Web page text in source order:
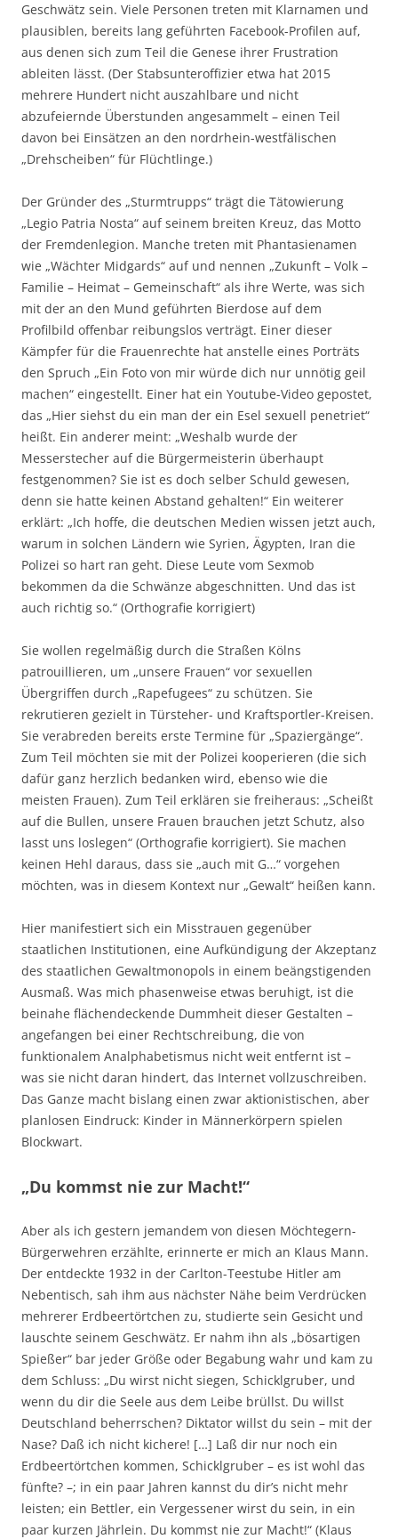
Geschwätz sein. Viele Personen treten mit Klarnamen und
plausiblen, bereits lang geführten Facebook-Profilen auf,
aus denen sich zum Teil die Genese ihrer Frustration
ableiten lässt. (Der Stabsunteroffizier etwa hat 2015
mehrere Hundert nicht auszahlbare und nicht
abzufeiernde Überstunden angesammelt – einen Teil
davon bei Einsätzen an den nordrhein-westfälischen
„Drehscheiben“ für Flüchtlinge.)
Der Gründer des „Sturmtrupps“ trägt die Tätowierung
„Legio Patria Nosta“ auf seinem breiten Kreuz, das Motto
der Fremdenlegion. Manche treten mit Phantasienamen
wie „Wächter Midgards“ auf und nennen „Zukunft – Volk –
Familie – Heimat – Gemeinschaft“ als ihre Werte, was sich
mit der an den Mund geführten Bierdose auf dem
Profilbild offenbar reibungslos verträgt. Einer dieser
Kämpfer für die Frauenrechte hat anstelle eines Porträts
den Spruch „Ein Foto von mir würde dich nur unnötig geil
machen“ eingestellt. Einer hat ein Youtube-Video gepostet,
das „Hier siehst du ein man der ein Esel sexuell penetriet“
heißt. Ein anderer meint: „Weshalb wurde der
Messerstecher auf die Bürgermeisterin überhaupt
festgenommen? Sie ist es doch selber Schuld gewesen,
denn sie hatte keinen Abstand gehalten!“ Ein weiterer
erklärt: „Ich hoffe, die deutschen Medien wissen jetzt auch,
warum in solchen Ländern wie Syrien, Ägypten, Iran die
Polizei so hart ran geht. Diese Leute vom Sexmob
bekommen da die Schwänze abgeschnitten. Und das ist
auch richtig so.“ (Orthografie korrigiert)
Sie wollen regelmäßig durch die Straßen Kölns
patrouillieren, um „unsere Frauen“ vor sexuellen
Übergriffen durch „Rapefugees“ zu schützen. Sie
rekrutieren gezielt in Türsteher- und Kraftsportler-Kreisen.
Sie verabreden bereits erste Termine für „Spaziergänge“.
Zum Teil möchten sie mit der Polizei kooperieren (die sich
dafür ganz herzlich bedanken wird, ebenso wie die
meisten Frauen). Zum Teil erklären sie freiheraus: „Scheißt
auf die Bullen, unsere Frauen brauchen jetzt Schutz, also
lasst uns loslegen“ (Orthografie korrigiert). Sie machen
keinen Hehl daraus, dass sie „auch mit G…“ vorgehen
möchten, was in diesem Kontext nur „Gewalt“ heißen kann.
Hier manifestiert sich ein Misstrauen gegenüber
staatlichen Institutionen, eine Aufkündigung der Akzeptanz
des staatlichen Gewaltmonopols in einem beängstigenden
Ausmaß. Was mich phasenweise etwas beruhigt, ist die
beinahe flächendeckende Dummheit dieser Gestalten –
angefangen bei einer Rechtschreibung, die von
funktionalem Analphabetismus nicht weit entfernt ist –
was sie nicht daran hindert, das Internet vollzuschreiben.
Das Ganze macht bislang einen zwar aktionistischen, aber
planlosen Eindruck: Kinder in Männerkörpern spielen
Blockwart.
„Du kommst nie zur Macht!“
Aber als ich gestern jemandem von diesen Möchtegern-
Bürgerwehren erzählte, erinnerte er mich an Klaus Mann.
Der entdeckte 1932 in der Carlton-Teestube Hitler am
Nebentisch, sah ihm aus nächster Nähe beim Verdrücken
mehrerer Erdbeertörtchen zu, studierte sein Gesicht und
lauschte seinem Geschwätz. Er nahm ihn als „bösartigen
Spießer“ bar jeder Größe oder Begabung wahr und kam zu
dem Schluss: „Du wirst nicht siegen, Schicklgruber, und
wenn du dir die Seele aus dem Leibe brüllst. Du willst
Deutschland beherrschen? Diktator willst du sein – mit der
Nase? Daß ich nicht kichere! […] Laß dir nur noch ein
Erdbeertörtchen kommen, Schicklgruber – es ist wohl das
fünfte? –; in ein paar Jahren kannst du dir’s nicht mehr
leisten; ein Bettler, ein Vergessener wirst du sein, in ein
paar kurzen Jährlein. Du kommst nie zur Macht!“ (Klaus